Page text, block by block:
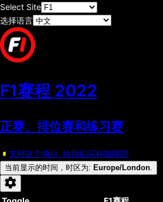
Select Site
选择语言
F1赛程 2022
正赛、排位赛和练习赛
支持这个项目, 给我们买杯咖啡吧
当前显示的时间，时区为: Europe/London